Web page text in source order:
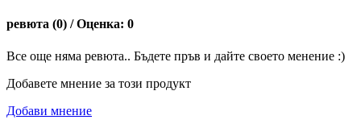
ревюта (0) / Оценка: 0
Все още няма ревюта.. Бъдете пръв и дайте своето менение :)
Добавете мнение за този продукт
Добави мнение